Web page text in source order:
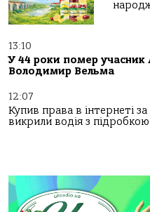
13:10
У 44 роки помер учасник
Володимир Вельма
12:07
Купив права в інтернеті
викрили водія з підробкою